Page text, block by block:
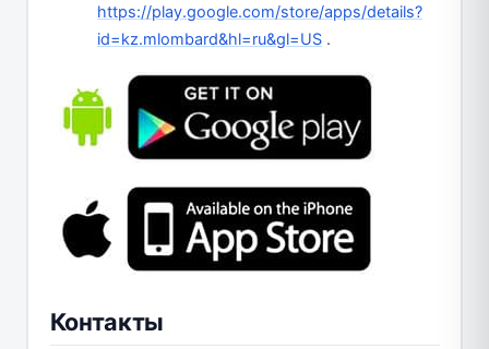
https://play.google.com/store/apps/details?
id=kz.mlombard&hl=ru&gl=US .
Контакты